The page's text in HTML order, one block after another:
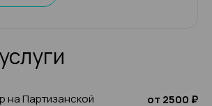
на Партизанской
от 2500 ₽